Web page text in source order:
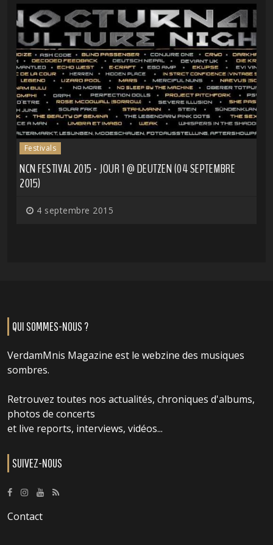
Festivals
NCN FESTIVAL 2015 - JOUR 1 @ DEUTZEN (04 SEPTEMBRE
2015)
4 septembre 2015
QUI SOMMES-NOUS ?
VerdamMnis Magazine est le webzine des musiques
sombres.
Retrouvez toutes nos actualités, chroniques d'albums,
photos de concerts
et live reports, interviews, vidéos...
SUIVEZ-NOUS
Contact